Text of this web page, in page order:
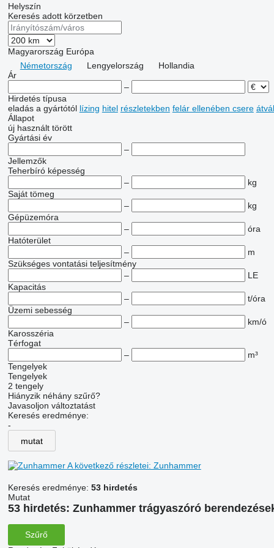
Helyszín
Keresés adott körzetben
Magyarország Európa
Németország
Lengyelország
Hollandia
Ár
–
Hirdetés típusa
eladás a gyártótól lízing hitel részletekben felár ellenében csere
Állapot
új használt törött
Gyártási év
–
Jellemzők
Teherbíró képesség
–
kg
Saját tömeg
–
kg
Gépüzemóra
–
óra
Hatóterület
–
m
Szükséges vontatási teljesítmény
–
LE
Kapacitás
–
t/óra
Üzemi sebesség
–
km/ó
Karosszéria
Térfogat
–
m³
Tengelyek
Tengelyek
2 tengely
Hiányzik néhány szűrő?
Javasoljon változtatást
Keresés eredménye:
-
mutat
A következő részletei: Zunhammer
Keresés eredménye: 53 hirdetés
Mutat
53 hirdetés: Zunhammer trágyaszóró
Szűrő